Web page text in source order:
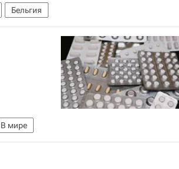
Бельгия
В мире